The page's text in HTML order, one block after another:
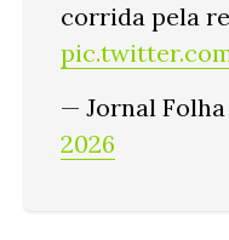
corrida pela
— Jornal Folha
2026